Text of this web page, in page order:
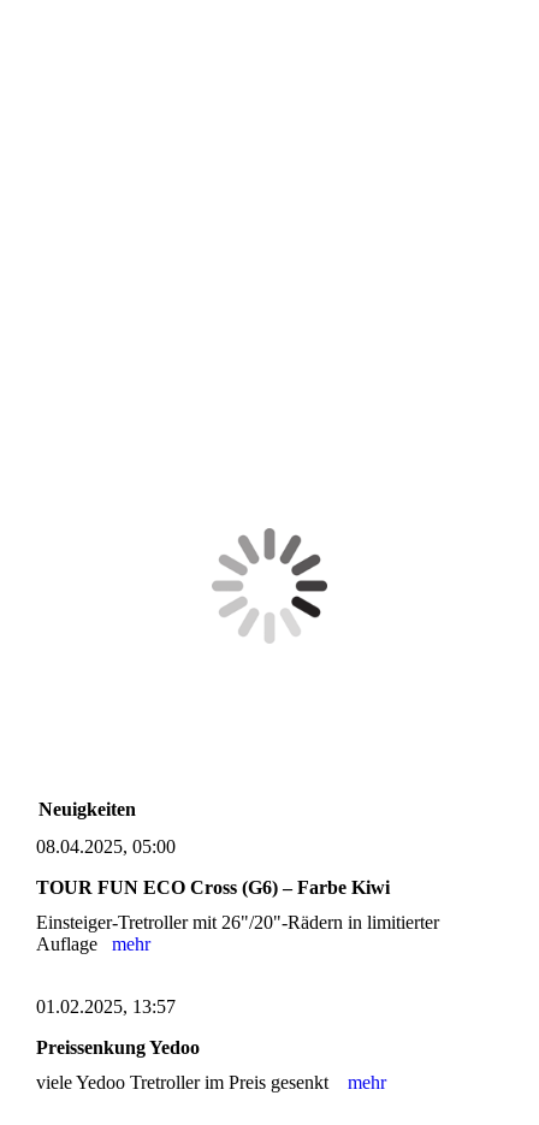
Neuigkeiten
08.04.2025, 05:00
TOUR FUN ECO Cross (G6) – Farbe Kiwi
Einsteiger-Tretroller mit 26"/20"-Rädern in limitierter
Auflage mehr
01.02.2025, 13:57
Preissenkung Yedoo
viele Yedoo Tretroller im Preis gesenkt mehr